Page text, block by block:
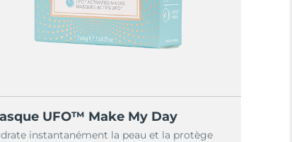
UFO™ Make My Day
instantanément la peau et la protège